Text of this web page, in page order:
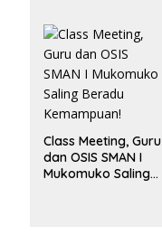
Class Meeting, Guru
dan OSIS SMAN I
Mukomuko Saling